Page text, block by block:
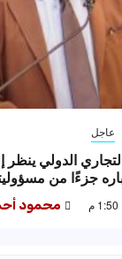
عاجل
الدولي
جزءًا من
محمود